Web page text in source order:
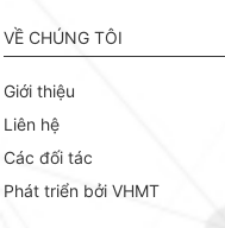
VỀ CHÚNG TÔI
Giới thiệu
Liên hệ
Các đối tác
Phát triển bởi VHMT